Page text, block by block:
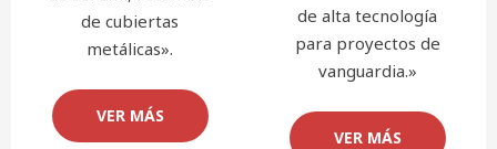
de cubiertas
metálicas».
VER MÁS
de alta tecnología
para proyectos de
vanguardia.»
VER MÁS